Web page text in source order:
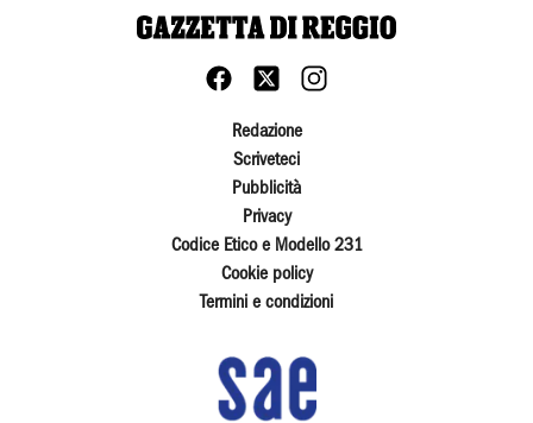
Redazione
Scriveteci
Pubblicità
Privacy
Codice Etico e Modello 231
Cookie policy
Termini e condizioni